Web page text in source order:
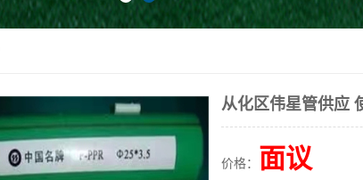
从化区伟星管供应
价格： 面议